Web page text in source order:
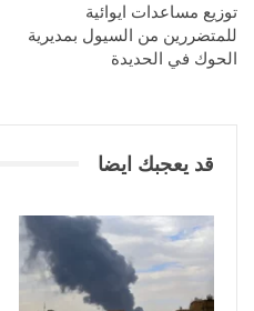
توزيع مساعدات ايوائية
للمتضررين من السيول بمديرية
الحوك في الحديدة
قد يعجبك ايضا